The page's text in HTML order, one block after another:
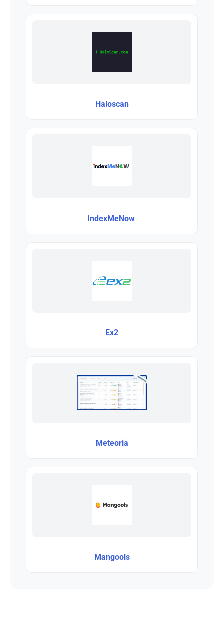
Haloscan
IndexMeNow
Ex2
Meteoria
Mangools